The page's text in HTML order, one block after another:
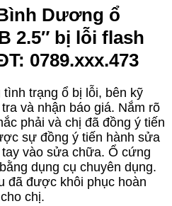
Dương ổ
2.5″ bị lỗi flash
0789.xxx.473
trạng ổ bị lỗi, bên kỹ
và nhận báo giá. Nắm rõ
phải và chị đã đồng ý tiến
sự đồng ý tiến hành sửa
vào sửa chữa. Ổ cứng
dụng cụ chuyên dụng.
đã được khôi phục hoàn
chị.